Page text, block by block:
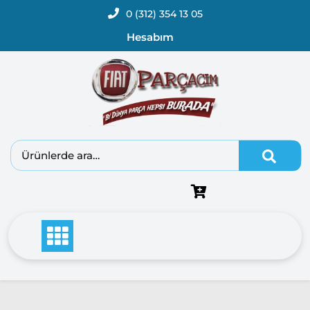
0 (312) 354 13 05
Hesabım
Doblo
2000 –
2005
Modeller